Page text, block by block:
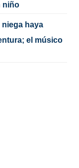
niño
haya
el músico